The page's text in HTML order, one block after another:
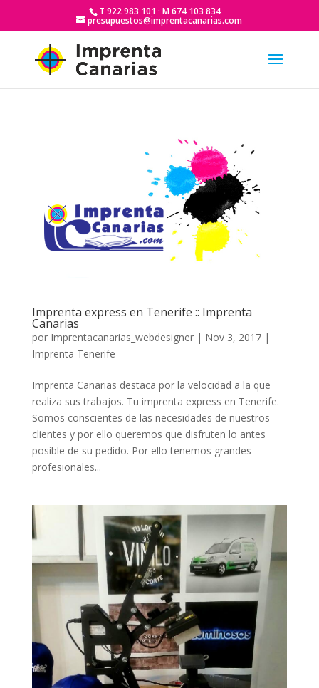
T 922 983 101 · M 674 103 834
presupuestos@imprentacanarias.com
Imprenta express en Tenerife :: Imprenta
Canarias
por Imprentacanarias_webdesigner| Nov 3, 2017|
Imprenta Tenerife
Imprenta Canarias destaca por la velocidad a la que
realiza sus trabajos. Tu imprenta express en Tenerife.
Somos conscientes de las necesidades de nuestros
clientes y por ello queremos que disfruten lo antes
posible de su pedido. Por ello tenemos grandes
profesionales...